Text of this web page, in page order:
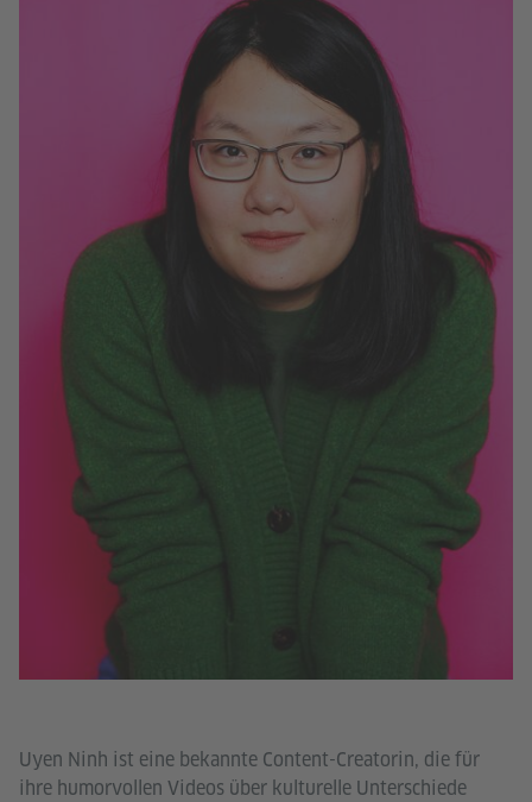
Uyen Ninh ist eine bekannte Content-Creatorin, die für
ihre humorvollen Videos über kulturelle Unterschiede